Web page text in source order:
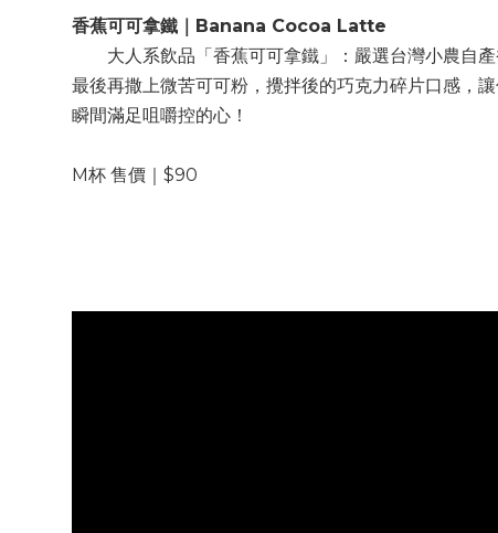
香蕉可可拿鐵 ｜Banana Cocoa Latte
大人系飲品「香蕉可可拿鐵」：嚴選台灣小農自
最後再撒上微苦可可粉，攪拌後的巧克力碎片口感，
瞬間滿足咀嚼控的心！
M杯 售價｜$90